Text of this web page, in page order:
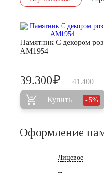
Памятник С декором роз
AM1954
41.400
39.300₽
Купить 5%
Оформление
Лицевое